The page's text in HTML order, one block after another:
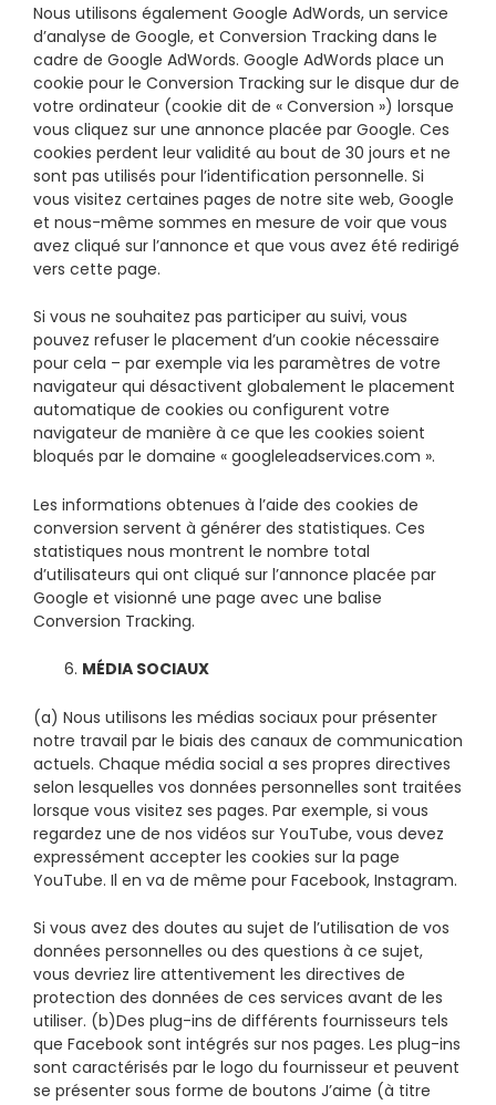
Nous utilisons également Google AdWords, un service
d’analyse de Google, et Conversion Tracking dans le
cadre de Google AdWords. Google AdWords place un
cookie pour le Conversion Tracking sur le disque dur de
votre ordinateur (cookie dit de « Conversion ») lorsque
vous cliquez sur une annonce placée par Google. Ces
cookies perdent leur validité au bout de 30 jours et ne
sont pas utilisés pour l’identification personnelle. Si
vous visitez certaines pages de notre site web, Google
et nous-même sommes en mesure de voir que vous
avez cliqué sur l’annonce et que vous avez été redirigé
vers cette page.
Si vous ne souhaitez pas participer au suivi, vous
pouvez refuser le placement d’un cookie nécessaire
pour cela – par exemple via les paramètres de votre
navigateur qui désactivent globalement le placement
automatique de cookies ou configurent votre
navigateur de manière à ce que les cookies soient
bloqués par le domaine « googleleadservices.com ».
Les informations obtenues à l’aide des cookies de
conversion servent à générer des statistiques. Ces
statistiques nous montrent le nombre total
d’utilisateurs qui ont cliqué sur l’annonce placée par
Google et visionné une page avec une balise
Conversion Tracking.
6. MÉDIA SOCIAUX
(a) Nous utilisons les médias sociaux pour présenter
notre travail par le biais des canaux de communication
actuels. Chaque média social a ses propres directives
selon lesquelles vos données personnelles sont traitées
lorsque vous visitez ses pages. Par exemple, si vous
regardez une de nos vidéos sur YouTube, vous devez
expressément accepter les cookies sur la page
YouTube. Il en va de même pour Facebook, Instagram.
Si vous avez des doutes au sujet de l’utilisation de vos
données personnelles ou des questions à ce sujet,
vous devriez lire attentivement les directives de
protection des données de ces services avant de les
utiliser. (b)Des plug-ins de différents fournisseurs tels
que Facebook sont intégrés sur nos pages. Les plug-ins
sont caractérisés par le logo du fournisseur et peuvent
se présenter sous forme de boutons J’aime (à titre